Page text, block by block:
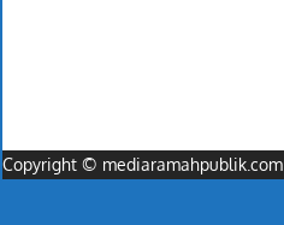
Copyright © mediaramahpublik.com